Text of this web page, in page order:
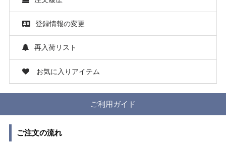
登録情報の変更
再入荷リスト
お気に入りアイテム
ご利用ガイド
ご注文の流れ